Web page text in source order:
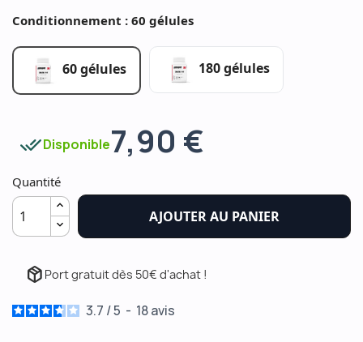
Conditionnement : 60 gélules
60 gélules 180 gélules
done_allDisponible7,90 €
Quantité
AJOUTER AU PANIER
package_2 Port gratuit dès 50€ d'achat !
3.7 /5 - 18avis